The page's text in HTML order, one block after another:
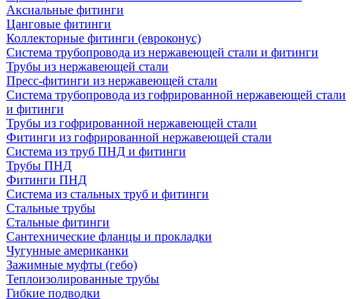
Аксиальные фитинги
Цанговые фитинги
Коллекторные фитинги (евроконус)
Система трубопровода из нержавеющей стали и фитинги
Трубы из нержавеющей стали
Пресс-фитинги из нержавеющей стали
Система трубопровода из гофрированной нержавеющей стали
и фитинги
Трубы из гофрированной нержавеющей стали
Фитинги из гофрированной нержавеющей стали
Система из труб ПНД и фитинги
Трубы ПНД
Фитинги ПНД
Система из стальных труб и фитинги
Стальные трубы
Стальные фитинги
Сантехнические фланцы и прокладки
Чугунные американки
Зажимные муфты (гебо)
Теплоизолированные трубы
Гибкие подводки